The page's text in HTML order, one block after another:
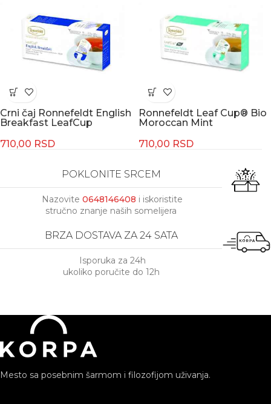
Crni čaj Ronnefeldt English
Breakfast LeafCup
710,00 RSD
Ronnefeldt Leaf Cup® Bio
Moroccan Mint
710,00 RSD
POKLONITE SRCEM
Nazovite 0648146408 i iskoristite
stručno znanje naših somelijera
BRZA DOSTAVA ZA 24 SATA
Isporuka za 24h
ukoliko poručite do 12h
Mesto sa posebnim šarmom i filozofijom uživanja.